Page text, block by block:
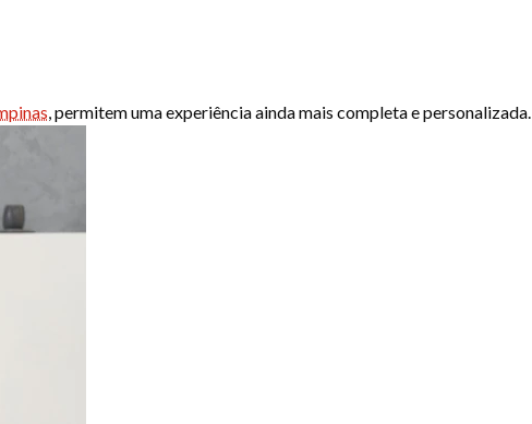
, permitem uma experiência ainda mais completa e personalizada.